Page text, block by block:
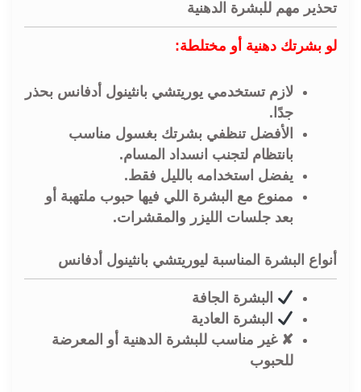
تحذير مهم للبشرة الدهنية
لو بشرتك دهنية أو مختلطة:
لازم تستخدمي يوريتشي بانثينول أدفانس بحذر
جدًا.
الأفضل تنظفي بشرتك بغسول مناسب
بانتظام لتجنب انسداد المسام.
يفضل استخدامه بالليل فقط.
ممنوع مع البشرة اللي فيها حبوب ملتهبة أو
بعد جلسات الليزر والمقشرات.
أنواع البشرة المناسبة ليوريتشي بانثينول أدفانس
البشرة الجافة
البشرة العادية
✘ غير مناسب للبشرة الدهنية أو المعرضة
للحبوب